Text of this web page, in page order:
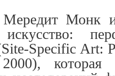
Монк
искусство:
Specific Art:
2000),